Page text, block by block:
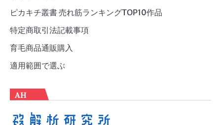
ピカキチ叢書 売れ筋ランキングTOP10作品
特定商取引法記載事項
育毛商品通販購入
適用範囲で選ぶ
AH